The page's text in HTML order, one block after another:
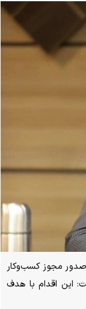
صدور مجوز کسب‌وکار
این اقدام با هدف